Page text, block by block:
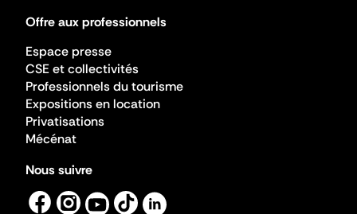
Offre aux professionnels
Espace presse
CSE et collectivités
Professionnels du tourisme
Expositions en location
Privatisations
Mécénat
Nous suivre